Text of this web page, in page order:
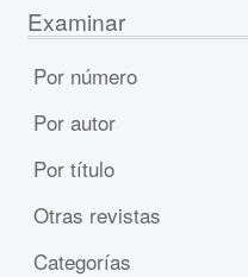
Examinar
Por número
Por autor
Por título
Otras revistas
Categorías